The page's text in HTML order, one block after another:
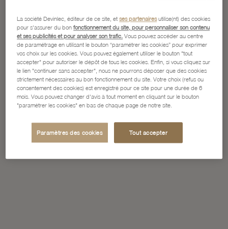
La société Devinlec, éditeur de ce site, etses partenairesutilise(nt) des cookies
pour s'assurer du bonfonctionnement du site, pour personnaliser son contenu
et ses publicités et pour analyser son trafic. Vous pouvez accéder au centre
de paramétrage en utilisant le bouton “paramétrer les cookies” pour exprimer
vos choix sur les cookies. Vous pouvez également utiliser le bouton "tout
accepter" pour autoriser le dépôt de tous les cookies. Enfin, si vous cliquez sur
le lien "continuer sans accepter", nous ne pourrons déposer que des cookies
strictement nécessaires au bon fonctionnement du site. Votre choix (refus ou
consentement des cookies) est enregistré pour ce site pour une durée de 6
mois. Vous pouvez changer d'avis à tout moment en cliquant sur le bouton
"paramétrer les cookies" en bas de chaque page de notre site.
Paramètres des cookies Tout accepter